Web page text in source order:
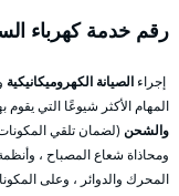
رقم خدمة كهرباء
إجراء الصيانة الكهروميكانيكية
المهام الأكثر شيوعًا التي يقوم
والشحن (لضمان تلقي
المحرك والدوائر ، وعلى